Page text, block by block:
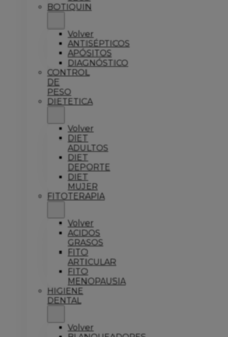
BOTIQUIN
Volver
ANTISÉPTICOS
APÓSITOS
DIAGNÓSTICO
CONTROL
DE
PESO
DIETETICA
Volver
DIET
ADULTOS
DIET
DEPORTE
DIET
MUJER
FITOTERAPIA
Volver
ACIDOS
GRASOS
FITO
ARTICULAR
FITO
MENOPAUSIA
HIGIENE
DENTAL
Volver